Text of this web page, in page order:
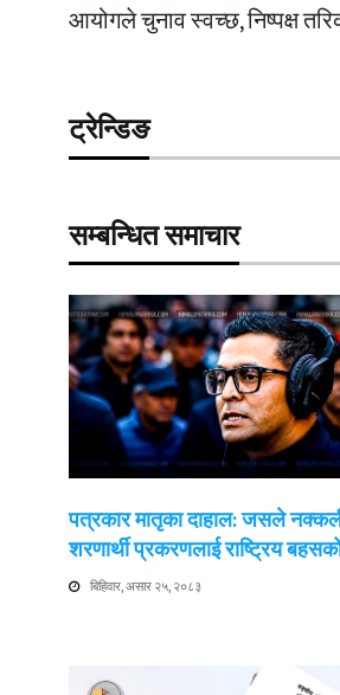
आयोगले चुनाव स्वच्छ, निष्पक्ष
ट्रेन्डिङ
सम्बन्धित समाचार
पत्रकार मातृका दाहाल: जसले
शरणार्थी प्रकरणलाई राष्ट्रिय
बिहिवार, असार २५, २०८३